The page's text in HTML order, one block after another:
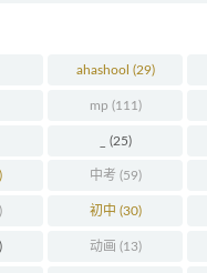
ahashool (29)
mp (111)
(25)
中考 (59)
初中 (30)
动画 (13)